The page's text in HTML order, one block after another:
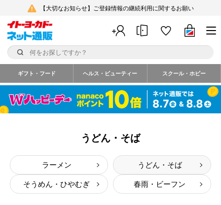
【大切なお知らせ】ご登録情報の継続利用に関するお願い
ギフト・フード ヘルス・ビューティー スクール・ホビー
うどん・そば
ラーメン うどん・そば
そうめん・ひやむぎ 春雨・ビーフン